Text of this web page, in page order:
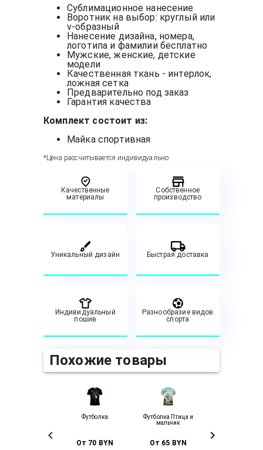
Сублимационное нанесение
Воротник на выбор: круглый или
v-образный
Нанесение дизайна, номера,
логотипа и фамилии бесплатно
Мужские, женские, детские
модели
Качественная ткань - интерлок,
ложная сетка
Предварительно под заказ
Гарантия качества
Комплект состоит из:
Майка спортивная
*Цена рассчитывается индивидуально
Качественные
материалы
Собственное
производство
Уникальный дизайн Быстрая доставка
Индивидуальный
пошив
Разнообразие видов
спорта
Похожие товары
Футболка
От 70 BYN
Футболка Птица и
мальчик
От 65 BYN